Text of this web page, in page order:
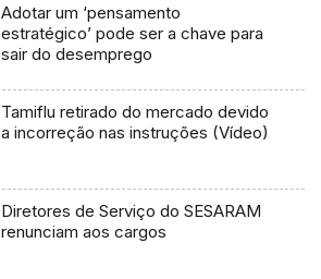
Adotar um ‘pensamento
estratégico’ pode ser a chave para
sair do desemprego
Tamiflu retirado do mercado devido
a incorreção nas instruções (Vídeo)
Diretores de Serviço do SESARAM
renunciam aos cargos